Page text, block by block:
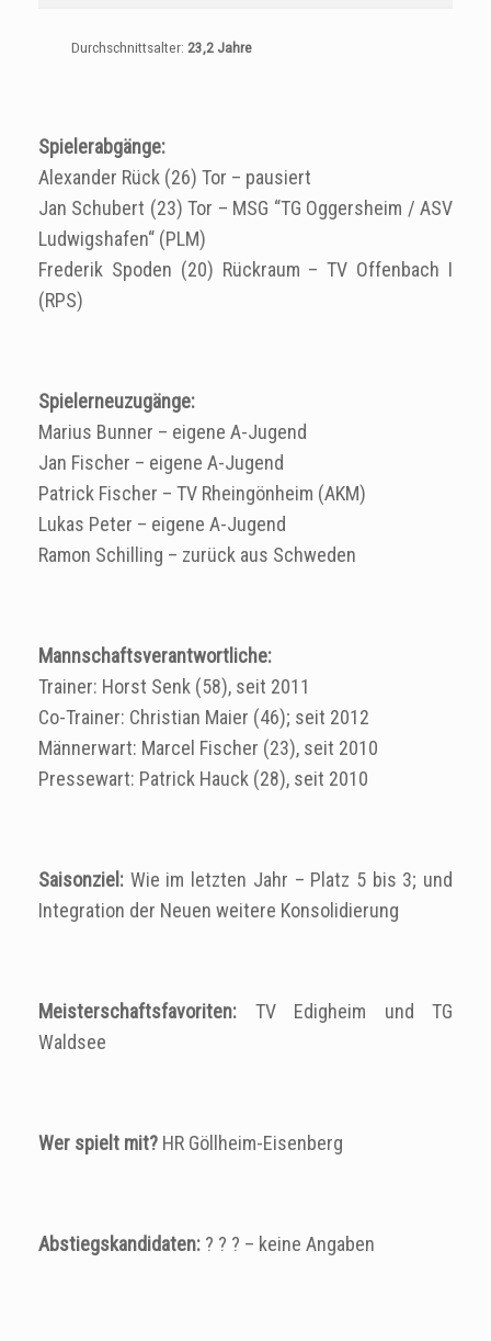
Durchschnittsalter: 23,2 Jahre
Spielerabgänge:
Alexander Rück (26) Tor – pausiert
Jan Schubert (23) Tor – MSG “TG Oggersheim / ASV
Ludwigshafen“ (PLM)
Frederik Spoden (20) Rückraum – TV Offenbach I
(RPS)
Spielerneuzugänge:
Marius Bunner – eigene A-Jugend
Jan Fischer – eigene A-Jugend
Patrick Fischer – TV Rheingönheim (AKM)
Lukas Peter – eigene A-Jugend
Ramon Schilling – zurück aus Schweden
Mannschaftsverantwortliche:
Trainer: Horst Senk (58), seit 2011
Co-Trainer: Christian Maier (46); seit 2012
Männerwart: Marcel Fischer (23), seit 2010
Pressewart: Patrick Hauck (28), seit 2010
Saisonziel: Wie im letzten Jahr – Platz 5 bis 3; und
Integration der Neuen weitere Konsolidierung
Meisterschaftsfavoriten: TV Edigheim und TG
Waldsee
Wer spielt mit? HR Göllheim-Eisenberg
Abstiegskandidaten: ? ? ? – keine Angaben